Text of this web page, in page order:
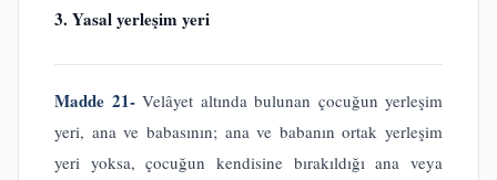
3. Yasal yerleşim yeri
Madde 21-Velâyet altında bulunan çocuğun yerleşim
yeri, ana ve babasının; ana ve babanın ortak yerleşim
yeri yoksa, çocuğun kendisine bırakıldığı ana veya